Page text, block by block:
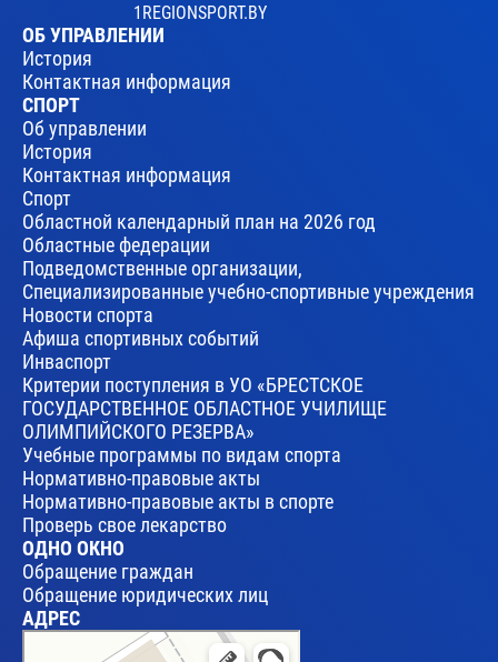
1REGIONSPORT.BY
ОБ УПРАВЛЕНИИ
История
Контактная информация
СПОРТ
Об управлении
История
Контактная информация
Спорт
Областной календарный план на 2026 год
Областные федерации
Подведомственные организации,
Специализированные учебно-спортивные учреждения
Новости спорта
Афиша спортивных событий
Инваспорт
Критерии поступления в УО «БРЕСТСКОЕ
ГОСУДАРСТВЕННОЕ ОБЛАСТНОЕ УЧИЛИЩЕ
ОЛИМПИЙСКОГО РЕЗЕРВА»
Учебные программы по видам спорта
Нормативно-правовые акты
Нормативно-правовые акты в спорте
Проверь свое лекарство
ОДНО ОКНО
Обращение граждан
Обращение юридических лиц
АДРЕС
Брест
Улица Леваневского, 17 — Яндекс Карты